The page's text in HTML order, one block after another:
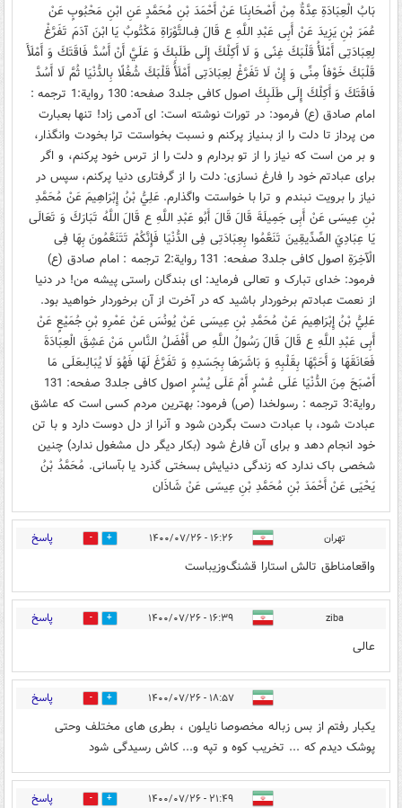
بَابُ الْعِبَادَةِ عِدَّةٌ مِنْ أَصْحَابِنَا عَنْ أَحْمَدَ بْنِ مُحَمَّدٍ عَنِ ابْنِ مَحْبُوبٍ عَنْ
عُمَرَ بْنِ يَزِیدَ عَنْ أَبِى عَبْدِ اللَّهِ ع قَالَ فِى‏التَّوْرَاةِ مَكْتُوبٌ يَا ابْنَ آدَمَ تَفَرَّغْ
لِعِبَادَتِى أَمْلَأُ قَلْبَكَ غِنًى وَ لَا أَكِلْكَ إِلَى طَلَبِكَ وَ عَلَيَّ أَنْ أَسُدَّ فَاقَتَكَ وَ أَمْلَأَ
قَلْبَكَ خَوْفاً مِنِّى وَ إِنْ لَا تَفَرَّغْ لِعِبَادَتِى أَمْلَأُ قَلْبَكَ شُغُلًا بِالدُّنْيَا ثُمَّ لَا أَسُدَّ
فَاقَتَكَ وَ أَكِلْكَ إِلَى طَلَبِكَ‏ اصول کافى جلد3 صفحه: 130 روایة:1 ترجمه :
امام صادق (ع) فرمود: در تورات نوشته است: اى آدمى زاد! تنها بعبارت
من پرداز تا دلت را از بى‏نیاز پرکنم و نسبت بخواستت ترا بخودت وانگذار،
و بر من است که نیاز را از تو بردارم و دلت را از ترس خود پرکنم، و اگر
براى عبادتم خود را فارغ نسازى: دلت را از گرفتارى دنیا پرکنم، سپس در
نیاز را برویت نبندم و ترا با خواستت واگذارم. عَلِيُّ بْنُ إِبْرَاهِیمَ عَنْ مُحَمَّدِ
بْنِ عِیسَى عَنْ أَبِی جَمِیلَةَ قَالَ قَالَ أَبُو عَبْدِ اللَّهِ ع قَالَ اللَّهُ تَبَارَكَ وَ تَعَالَى
يَا عِبَادِيَ الصِّدِّیقِینَ تَنَعَّمُوا بِعِبَادَتِی فِی الدُّنْيَا فَإِنَّكُمْ تَتَنَعَّمُونَ بِهَا فِی
الْ‏آخِرَةِ اصول کافى جلد3 صفحه: 131 روایة:2 ترجمه : امام صادق (ع)
فرمود: خداى تبارک و تعالى فرماید: اى بندگان راستى پیشه من! در دنیا
از نعمت عبادتم برخوردار باشید که در آخرت از آن برخوردار خواهید بود.
عَلِيُّ بْنُ إِبْرَاهِیمَ عَنْ مُحَمَّدِ بْنِ عِیسَى عَنْ يُونُسَ عَنْ عَمْرِو بْنِ جُمَيْعٍ عَنْ
أَبِی عَبْدِ اللَّهِ ع قَالَ قَالَ رَسُولُ اللَّهِ ص أَفْضَلُ النَّاسِ مَنْ عَشِقَ الْعِبَادَةَ
فَعَانَقَهَا وَ أَحَبَّهَا بِقَلْبِهِ وَ بَاشَرَهَا بِجَسَدِهِ وَ تَفَرَّغَ لَهَا فَهُوَ لَا يُبَالِى‏عَلَى مَا
أَصْبَحَ مِنَ الدُّنْيَا عَلَى عُسْرٍ أَمْ عَلَى يُسْرٍ اصول کافى جلد3 صفحه: 131
روایة:3 ترجمه : رسولخدا (ص) فرمود: بهترین مردم کسى است که عاشق
عبادت شود، با عبادت دست بگردن شود و آنرا از دل دوست دارد و با تن
خود انجام دهد و براى آن فارغ شود (بکار دیگر دل مشغول ندارد) چنین
شخصى باک ندارد که زندگى دنیایش بسختى گذرد یا بآسانى. مُحَمَّدُ بْنُ
يَحْيَى عَنْ أَحْمَدَ بْنِ مُحَمَّدِ بْنِ عِیسَى عَنْ شَاذَان
تهران ۱۶:۲۶ - ۱۴۰۰/۰۷/۲۶ 2 پاسخ
واقعامناطق تالش استارا قشنگ‌وزیباست
ziba ۱۶:۳۹ - ۱۴۰۰/۰۷/۲۶ 0 پاسخ
عالی
۱۸:۵۷ - ۱۴۰۰/۰۷/۲۶ 2 پاسخ
یکبار رفتم از بس زباله مخصوصا نایلون ، بطری های مختلف وحتی
پوشک دیدم که ... تخریب کوه و تپه و... کاش رسیدگی شود
۲۱:۴۹ - ۱۴۰۰/۰۷/۲۶ 0 پاسخ